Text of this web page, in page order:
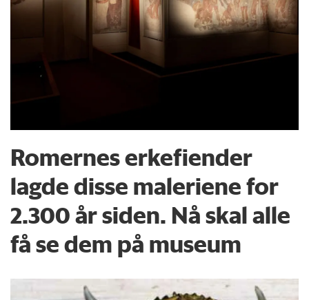
Romernes erkefiender
lagde disse maleriene for
2.300 år siden. Nå skal alle
få se dem på museum